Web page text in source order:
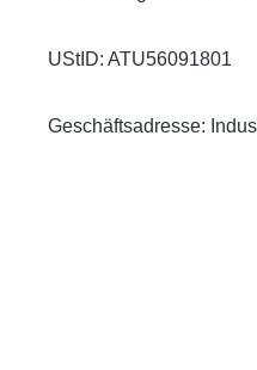
UStID: ATU56091801
Geschäftsadresse: